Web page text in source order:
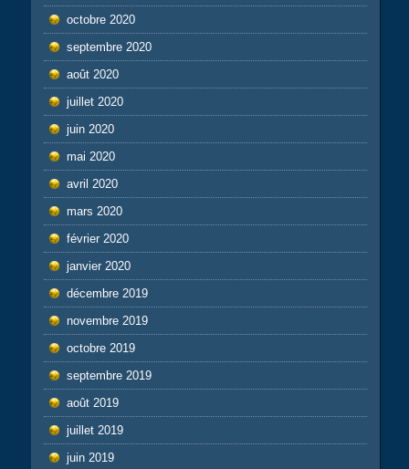
octobre 2020
septembre 2020
août 2020
juillet 2020
juin 2020
mai 2020
avril 2020
mars 2020
février 2020
janvier 2020
décembre 2019
novembre 2019
octobre 2019
septembre 2019
août 2019
juillet 2019
juin 2019